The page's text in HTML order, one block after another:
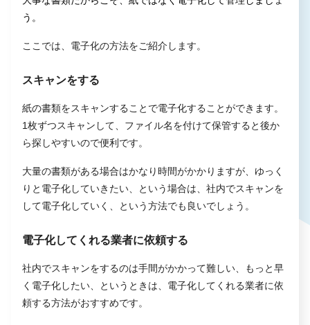
う。
ここでは、電子化の方法をご紹介します。
スキャンをする
紙の書類をスキャンすることで電子化することができます。
1枚ずつスキャンして、ファイル名を付けて保管すると後か
ら探しやすいので便利です。
大量の書類がある場合はかなり時間がかかりますが、ゆっく
りと電子化していきたい、という場合は、社内でスキャンを
して電子化していく、という方法でも良いでしょう。
電子化してくれる業者に依頼する
社内でスキャンをするのは手間がかかって難しい、もっと早
く電子化したい、というときは、電子化してくれる業者に依
頼する方法がおすすめです。